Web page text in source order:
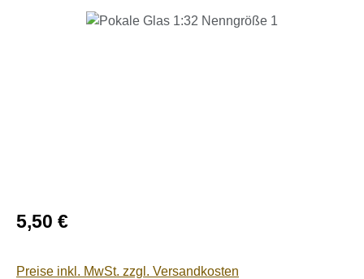
Bildergalerie überspringen
Regulärer Preis:
5,50 €
Preise inkl. MwSt. zzgl. Versandkosten